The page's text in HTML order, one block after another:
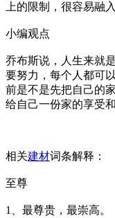
上的限制，很容易融
小编观点
乔布斯说，人生来就
要努力，每个人都可
前是不是先把自己的
给自己一份家的享受
相关建材词条解释：
至尊
1、最尊贵，最崇高。